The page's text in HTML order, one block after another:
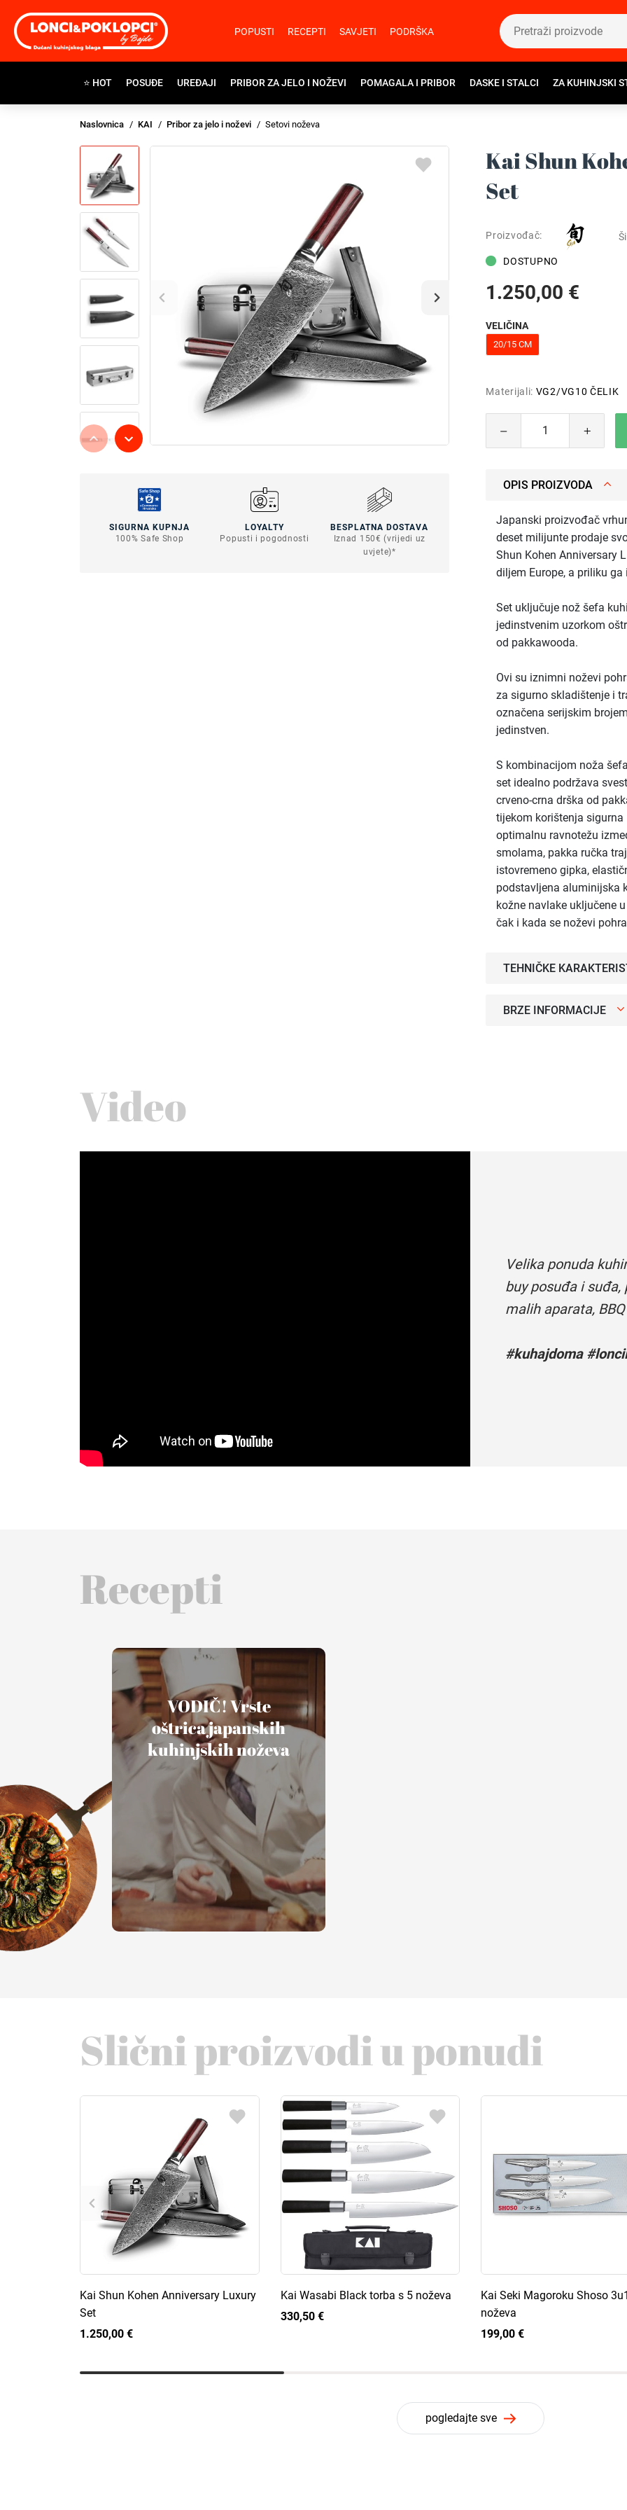
POPUSTI RECEPTI SAVJETI PODRŠKA
⭐ HOT POSUĐE UREĐAJI PRIBOR ZA JELO I NOŽEVI POMAGALA I PRIBOR DASKE I STALCI ZA KUHINJSKI
Naslovnica KAI Pribor za jelo i noževi Setovi noževa
SIGURNA KUPNJA
100% Safe Shop
LOYALTY
Popusti i pogodnosti
BESPLATNA DOSTAVA
Iznad 150€ (vrijedi uz
uvjete)*
Kai Shun
Set
Proizvođač:
DOSTUPNO
1.250,00 €
VELIČINA
20/15 CM
Materijali: VG2/VG10 ČELIK
OPIS PROIZVODA
Japanski proizvođač
deset milijunte prodaje
Shun Kohen Anniversary
diljem Europe, a priliku
Set uključuje nož šefa
jedinstvenim uzorkom
od pakkawooda.
Ovi su iznimni noževi
za sigurno skladištenje i
označena serijskim
jedinstven.
S kombinacijom noža
set idealno podržava
crveno-crna drška od
tijekom korištenja
optimalnu ravnotežu
smolama, pakka ručka
istovremeno gipka,
podstavljena aluminijska
kožne navlake uključene
čak i kada se noževi
TEHNIČKE
BRZE INFORMACIJE
Video
Velika ponuda
buy posuđa i suđa,
malih aparata,
#kuhajdoma
Recepti
VODIČ! Vrste
oštrica japanskih
kuhinjskih noževa
Slični proizvodi u ponudi
Kai Shun Kohen Anniversary Luxury
Set
1.250,00 €
Kai Wasabi Black torba s 5 noževa
330,50 €
Kai Seki Magoroku Shoso
noževa
199,00 €
pogledajte sve